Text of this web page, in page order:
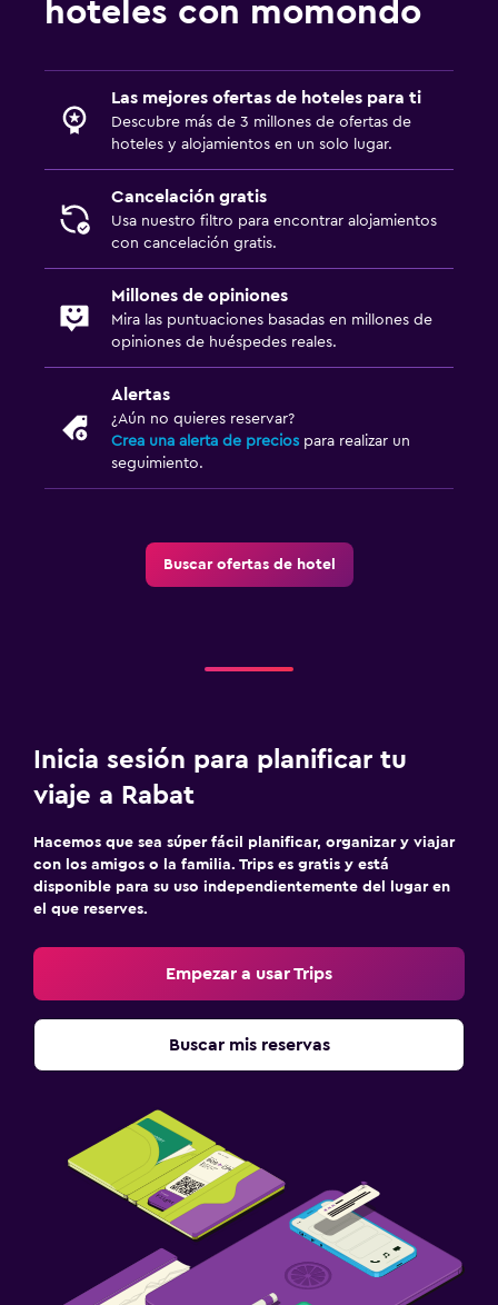
hoteles con momondo
Las mejores ofertas de hoteles para ti
Descubre más de 3 millones de ofertas de
hoteles y alojamientos en un solo lugar.
Cancelación gratis
Usa nuestro filtro para encontrar alojamientos
con cancelación gratis.
Millones de opiniones
Mira las puntuaciones basadas en millones de
opiniones de huéspedes reales.
Alertas
¿Aún no quieres reservar?
Crea una alerta de precios para realizar un
seguimiento.
Buscar ofertas de hotel
Inicia sesión para planificar tu
viaje a Rabat
Hacemos que sea súper fácil planificar, organizar y viajar
con los amigos o la familia. Trips es gratis y está
disponible para su uso independientemente del lugar en
el que reserves.
Empezar a usar Trips
Buscar mis reservas